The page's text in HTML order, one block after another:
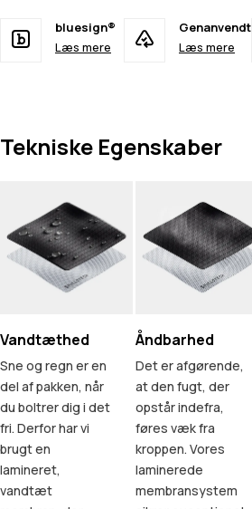
bluesign®
Læs mere
Genanvendt
Læs mere
Tekniske Egenskaber
Vandtæthed
Sne og regn er en
del af pakken, når
du boltrer dig i det
fri. Derfor har vi
brugt en
lamineret,
vandtæt
Åndbarhed
Det er afgørende,
at den fugt, der
opstår indefra,
føres væk fra
kroppen. Vores
laminerede
membransystem